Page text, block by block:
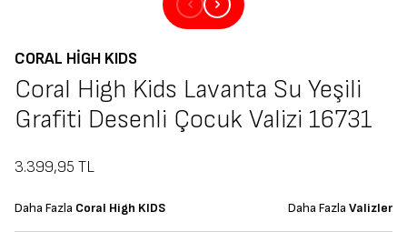
CORAL HIGH KIDS
Coral High Kids Lavanta Su Yeşili
Grafiti Desenli Çocuk Valizi 16731
3.399,95 TL
Daha Fazla Coral High KIDS Daha Fazla Valizler